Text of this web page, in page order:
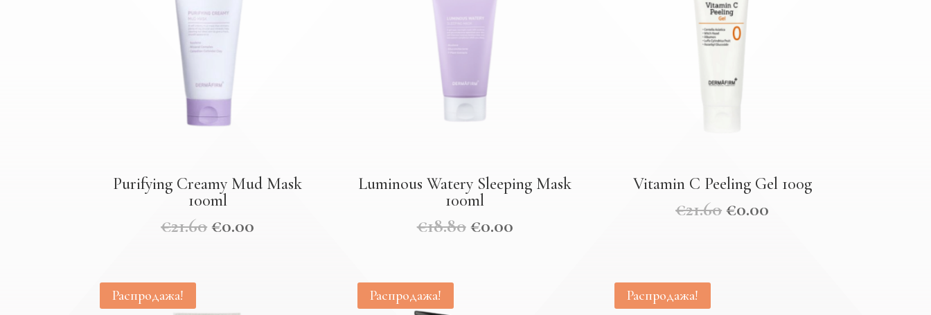
Purifying Creamy Mud Mask
100ml
€21.60€0.00
Luminous Watery Sleeping Mask
100ml
€18.80€0.00
Vitamin C Peeling Gel 100g
€21.60€0.00
Распродажа! Распродажа! Распродажа!